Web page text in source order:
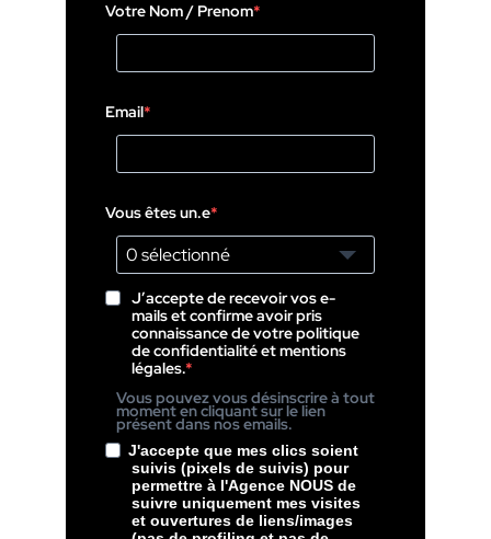
Votre Nom / Prenom
Email
Vous êtes un.e
0 sélectionné
J’accepte de recevoir vos e-
mails et confirme avoir pris
connaissance de votre politique
de confidentialité et mentions
légales.
Vous pouvez vous désinscrire à tout
moment en cliquant sur le lien
présent dans nos emails.
J'accepte que mes clics soient
suivis (pixels de suivis) pour
permettre à l'Agence NOUS de
suivre uniquement mes visites
et ouvertures de liens/images